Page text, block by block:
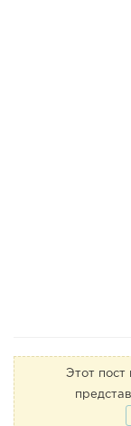
Этот пост